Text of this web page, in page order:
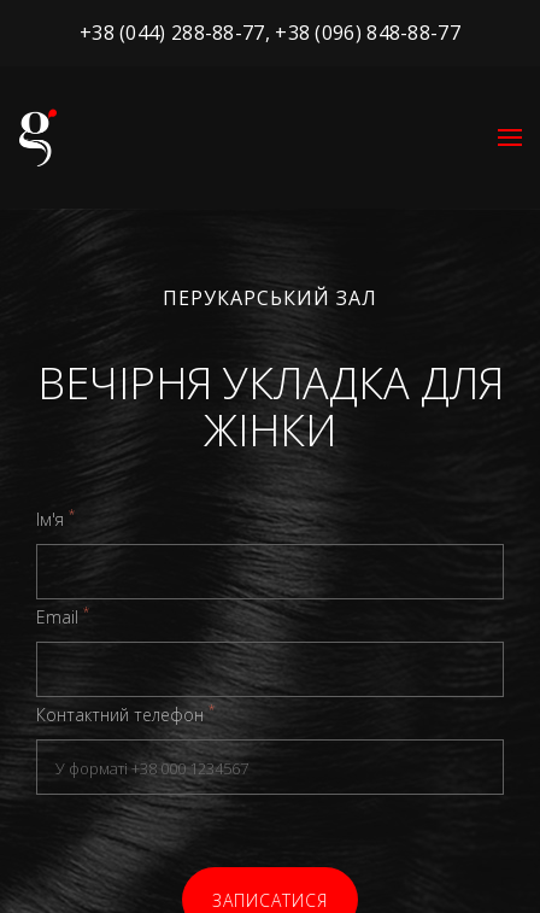
+38 (044) 288-88-77, +38 (096) 848-88-77
ПЕРУКАРСЬКИЙ ЗАЛ
ВЕЧІРНЯ УКЛАДКА ДЛЯ
ЖІНКИ
Ім'я *
Email *
Контактний телефон *
ЗАПИСАТИСЯ